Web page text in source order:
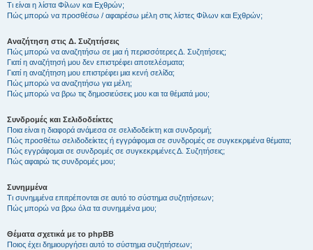
Τι είναι η λίστα Φίλων και Εχθρών;
Πώς μπορώ να προσθέσω / αφαιρέσω μέλη στις λίστες Φίλων και Εχθρών;
Αναζήτηση στις Δ. Συζητήσεις
Πώς μπορώ να αναζητήσω σε μια ή περισσότερες Δ. Συζητήσεις;
Γιατί η αναζήτησή μου δεν επιστρέφει αποτελέσματα;
Γιατί η αναζήτηση μου επιστρέφει μια κενή σελίδα;
Πώς μπορώ να αναζητήσω για μέλη;
Πώς μπορώ να βρω τις δημοσιεύσεις μου και τα θέματά μου;
Συνδρομές και Σελιδοδείκτες
Ποια είναι η διαφορά ανάμεσα σε σελιδοδείκτη και συνδρομή;
Πώς προσθέτω σελιδοδείκτες ή εγγράφομαι σε συνδρομές σε συγκεκριμένα θέματα;
Πώς εγγράφομαι σε συνδρομές σε συγκεκριμένες Δ. Συζητήσεις;
Πώς αφαιρώ τις συνδρομές μου;
Συνημμένα
Τι συνημμένα επιτρέπονται σε αυτό το σύστημα συζητήσεων;
Πώς μπορώ να βρω όλα τα συνημμένα μου;
Θέματα σχετικά με το phpBB
Ποιος έχει δημιουργήσει αυτό το σύστημα συζητήσεων;